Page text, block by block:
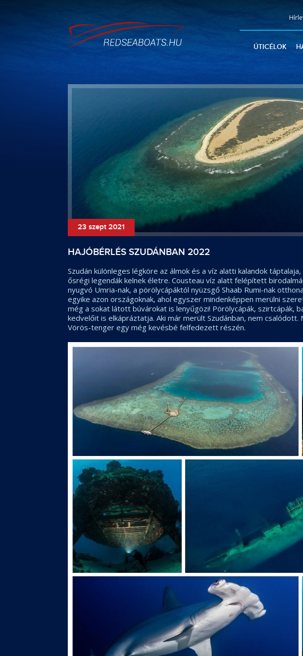
ÚTICÉLOK
23 szept 2021
HAJÓBÉRLÉS SZUDÁNBAN 2022
Szudán különleges légköre az álmok és a víz alatti kalandok
ősrégi legendák kelnek életre. Cousteau víz alatt felépített
nyugvó Umria-nak, a pörölycápáktól nyüzsgő Shaab Rumi-nak
egyike azon országoknak, ahol egyszer mindenképpen merülni
még a sokat látott búvárokat is lenyűgözi! Pörölycápák, szirtcápák,
kedvelőit is elkápráztatja. Aki már merült Szudánban, nem csalódott.
Vörös-tenger egy még kevésbé felfedezett részén.